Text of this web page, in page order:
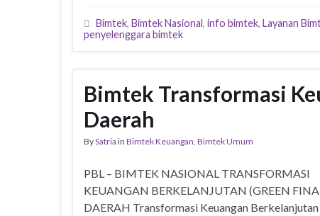
Bimtek, Bimtek Nasional, info bimtek, Layanan
penyelenggara bimtek
Bimtek Transformasi
Daerah
BySatria in Bimtek Keuangan Bimtek Umum
PBL – BIMTEK NASIONAL TRANSFORMASI
KEUANGAN BERKELANJUTAN (GREEN
DAERAH Transformasi Keuangan